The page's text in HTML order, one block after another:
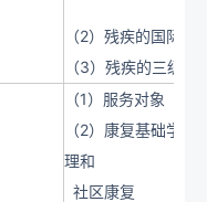
（2）残疾的国际和
（3）残疾的三级预
（1）服务对象
（2）康复基础学
理和
社区康复